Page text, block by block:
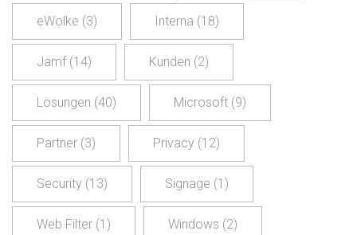
eWolke (3) Interna (18)
Jamf (14) Kunden (2)
Lösungen (40) Microsoft (9)
Partner (3) Privacy (12)
Security (13) Signage (1)
Web Filter (1) Windows (2)